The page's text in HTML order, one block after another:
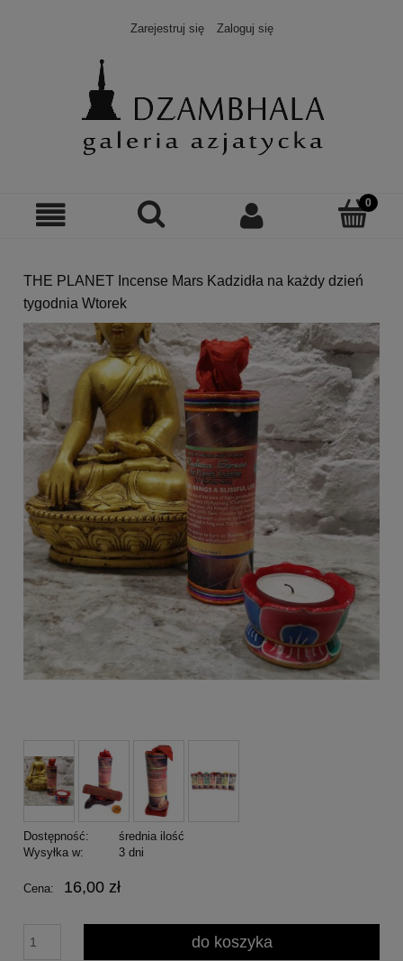
Zarejestruj się Zaloguj się
THE PLANET Incense Mars Kadzidła na każdy dzień
tygodnia Wtorek
Dostępność:
średnia ilość
Wysyłka w:
3 dni
Cena: 16,00 zł
do koszyka